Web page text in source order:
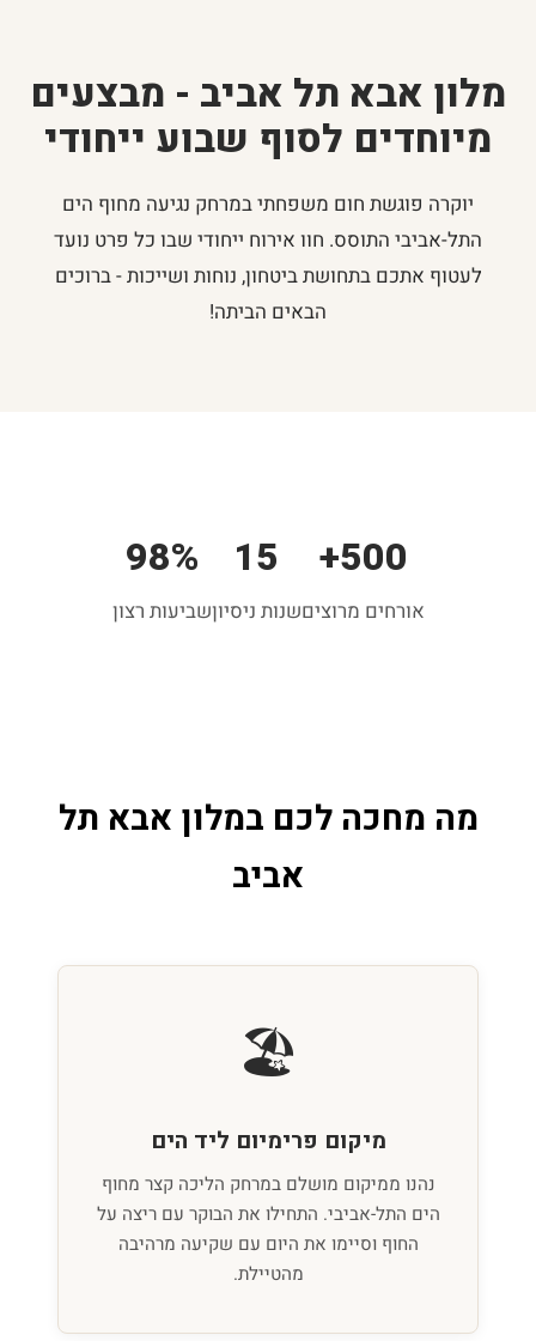
מלון אבא תל אביב - מבצעים
מיוחדים לסוף שבוע ייחודי
יוקרה פוגשת חום משפחתי במרחק נגיעה מחוף הים
התל-אביבי התוסס. חוו אירוח ייחודי שבו כל פרט נועד
לעטוף אתכם בתחושת ביטחון, נוחות ושייכות - ברוכים
הבאים הביתה!
500+
אורחים מרוצים
15
שנות ניסיון
98%
שביעות רצון
מה מחכה לכם במלון אבא תל
אביב
🏖️
מיקום פרימיום ליד הים
נהנו ממיקום מושלם במרחק הליכה קצר מחוף
הים התל-אביבי. התחילו את הבוקר עם ריצה על
החוף וסיימו את היום עם שקיעה מרהיבה
מהטיילת.